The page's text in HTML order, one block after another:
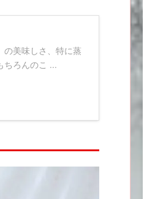
の美味しさ、特に蒸
ちろんのこ ...